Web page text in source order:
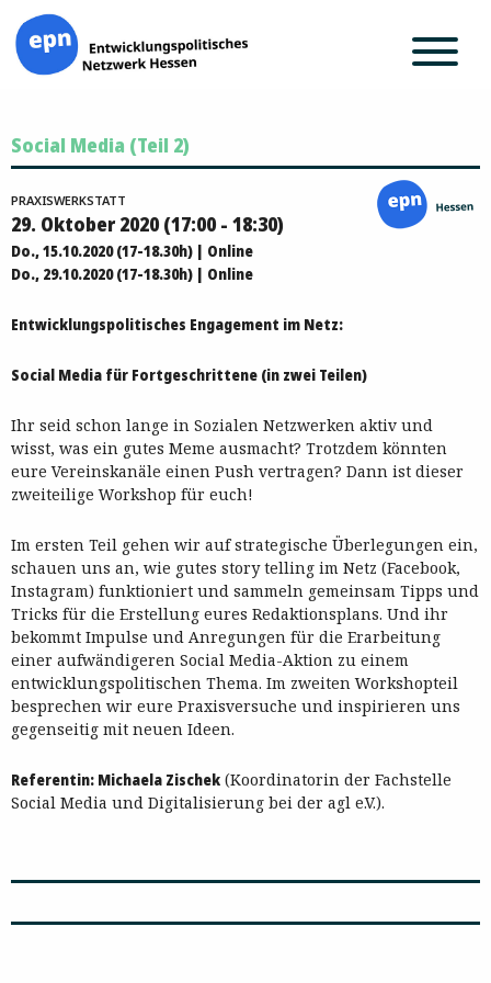
Inhalt
springen
Social Media (Teil 2)
PRAXISWERKSTATT
29. Oktober 2020 (17:00 - 18:30)
Do., 15.10.2020 (17-18.30h) | Online
Do., 29.10.2020 (17-18.30h) | Online
Entwicklungspolitisches Engagement im Netz:
Social Media für Fortgeschrittene (in zwei Teilen)
Ihr seid schon lange in Sozialen Netzwerken aktiv und
wisst, was ein gutes Meme ausmacht? Trotzdem könnten
eure Vereinskanäle einen Push vertragen? Dann ist dieser
zweiteilige Workshop für euch!
Im ersten Teil gehen wir auf strategische Überlegungen ein,
schauen uns an, wie gutes story telling im Netz (Facebook,
Instagram) funktioniert und sammeln gemeinsam Tipps und
Tricks für die Erstellung eures Redaktionsplans. Und ihr
bekommt Impulse und Anregungen für die Erarbeitung
einer aufwändigeren Social Media-Aktion zu einem
entwicklungspolitischen Thema. Im zweiten Workshopteil
besprechen wir eure Praxisversuche und inspirieren uns
gegenseitig mit neuen Ideen.
Referentin: Michaela Zischek (Koordinatorin der Fachstelle
Social Media und Digitalisierung bei der agl e.V.).